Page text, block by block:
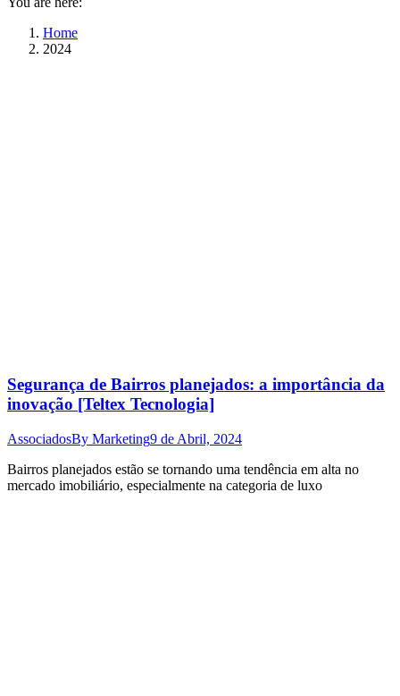
Home
2024
Segurança de Bairros planejados: a importância da
inovação [Teltex Tecnologia]
AssociadosBy Marketing9 de Abril, 2024
Bairros planejados estão se tornando uma tendência em alta no
mercado imobiliário, especialmente na categoria de luxo